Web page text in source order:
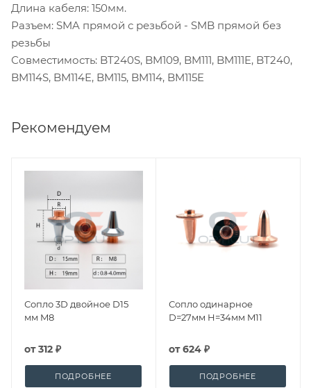
Длина кабеля: 150мм.
Разъем: SMA прямой с резьбой - SMB прямой без
резьбы
Совместимость: BT240S, BM109, BM111, BM111E, BT240,
BM114S, BM114E, BM115, BM114, BM115E
Рекомендуем
Сопло 3D двойное D15
мм M8
от312 ₽
ПОДРОБНЕЕ
Сопло одинарное
D=27мм H=34мм M11
от624 ₽
ПОДРОБНЕЕ